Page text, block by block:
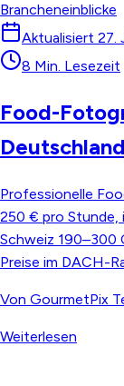
Brancheneinblicke
Aktualisiert 27.
8 Min. Lesezeit
Food-
Professionelle
250 € pro Stunde,
Schweiz 190–300
Preise im DACH-
Von GourmetPix
Weiterlesen